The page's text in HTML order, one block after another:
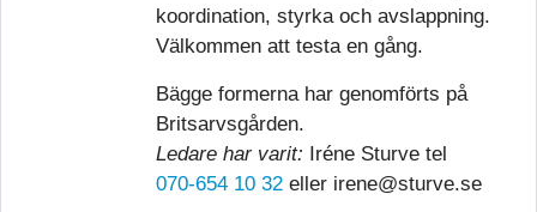
koordination, styrka och avslappning.
Välkommen att testa en gång.
Bägge formerna har genomförts på
Britsarvsgården.
Ledare har varit: Iréne Sturve tel
070-654 10 32 eller irene@sturve.se